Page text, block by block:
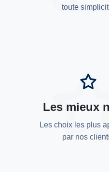
toute
Les mieux
Les choix les plus
par nos